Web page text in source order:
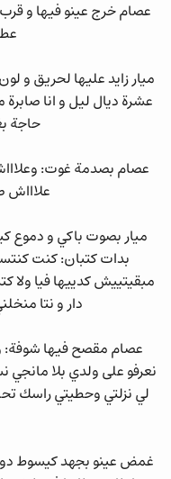
عصام خرج عينو فيها و
ميار زايد عليها لحريق
عشرة ديال ليل و انا
حاجة
عصام بصدمة غوت:
علاااش
ميار بصوت باكي و دموع
بدات كتبان: كنت
مبقيتييش كدييها فيا ولا
دار و نتا
عصام مقصح فيها شوفة:
نعرفو على ولدي بلا مانجي
لي نزلتي وحطيتي راسك
غمض عينو بجهد كيسوط